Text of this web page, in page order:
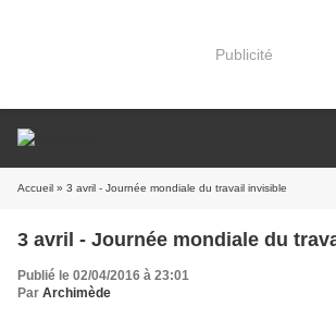
Publicité
Accueil » 3 avril - Journée mondiale du travail invisible
3 avril - Journée mondiale du
Publié le 02/04/2016 à 23:01
Par Archimède